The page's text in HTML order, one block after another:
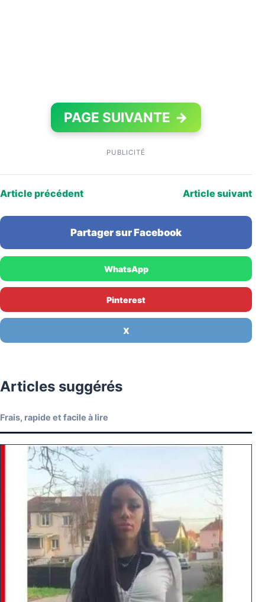
PAGE SUIVANTE →
PUBLICITÉ
Article précédent Article suivant
Partager sur Facebook
WhatsApp
Pinterest
X
Articles suggérés
Frais, rapide et facile à lire